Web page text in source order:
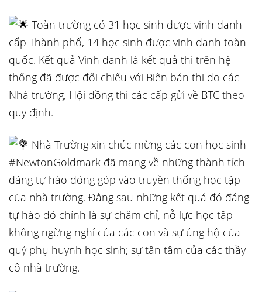
Toàn trường có 31 học sinh được vinh danh
cấp Thành phố, 14 học sinh được vinh danh toàn
quốc. Kết quả Vinh danh là kết quả thi trên hệ
thống đã được đối chiếu với Biên bản thi do các
Nhà trường, Hội đồng thi các cấp gửi về BTC theo
quy định.
Nhà Trường xin chúc mừng các con học sinh
#NewtonGoldmark đã mang về những thành tích
đáng tự hào đóng góp vào truyền thống học tập
của nhà trường. Đằng sau những kết quả đó đáng
tự hào đó chính là sự chăm chỉ, nỗ lực học tập
không ngừng nghỉ của các con và sự ủng hộ của
quý phụ huynh học sinh; sự tận tâm của các thầy
cô nhà trường.